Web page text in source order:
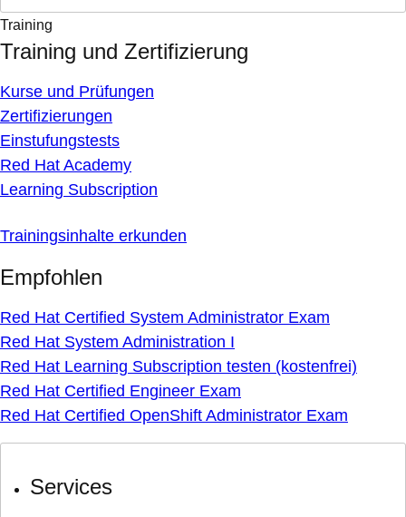
Training
Training und Zertifizierung
Kurse und Prüfungen
Zertifizierungen
Einstufungstests
Red Hat Academy
Learning Subscription
Trainingsinhalte erkunden
Empfohlen
Red Hat Certified System Administrator Exam
Red Hat System Administration I
Red Hat Learning Subscription testen (kostenfrei)
Red Hat Certified Engineer Exam
Red Hat Certified OpenShift Administrator Exam
Services